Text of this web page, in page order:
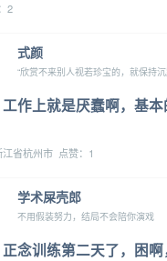
2
式颜
“欣赏不来别人视若珍宝的，就保持沉
工作上就是厌蠢啊，基
省杭州市 点赞：1
学术屎壳郎
不用假装努力，结局不会陪你演戏
正念训练第二天了，困